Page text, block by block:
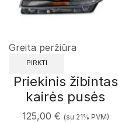
Greita peržiūra
PIRKTI
Priekinis žibintas
kairės pusės
125,00 € (su 21% PVM)